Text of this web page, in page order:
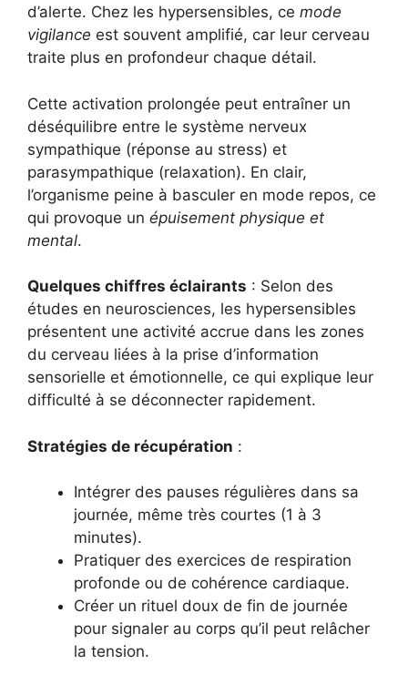
d’alerte. Chez les hypersensibles, ce mode
vigilance est souvent amplifié, car leur cerveau
traite plus en profondeur chaque détail.
Cette activation prolongée peut entraîner un
déséquilibre entre le système nerveux
sympathique (réponse au stress) et
parasympathique (relaxation). En clair,
l’organisme peine à basculer en mode repos, ce
qui provoque un épuisement physique et
mental.
Quelques chiffres éclairants : Selon des
études en neurosciences, les hypersensibles
présentent une activité accrue dans les zones
du cerveau liées à la prise d’information
sensorielle et émotionnelle, ce qui explique leur
difficulté à se déconnecter rapidement.
Stratégies de récupération :
Intégrer des pauses régulières dans sa
journée, même très courtes (1 à 3
minutes).
Pratiquer des exercices de respiration
profonde ou de cohérence cardiaque.
Créer un rituel doux de fin de journée
pour signaler au corps qu’il peut relâcher
la tension.